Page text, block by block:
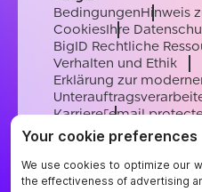
BedingungenHinweis
CookiesIhre
BigID Rechtliche
Verhalten und Ethik
Erklärung zur
Karriere[email
EnglishGermanFrench